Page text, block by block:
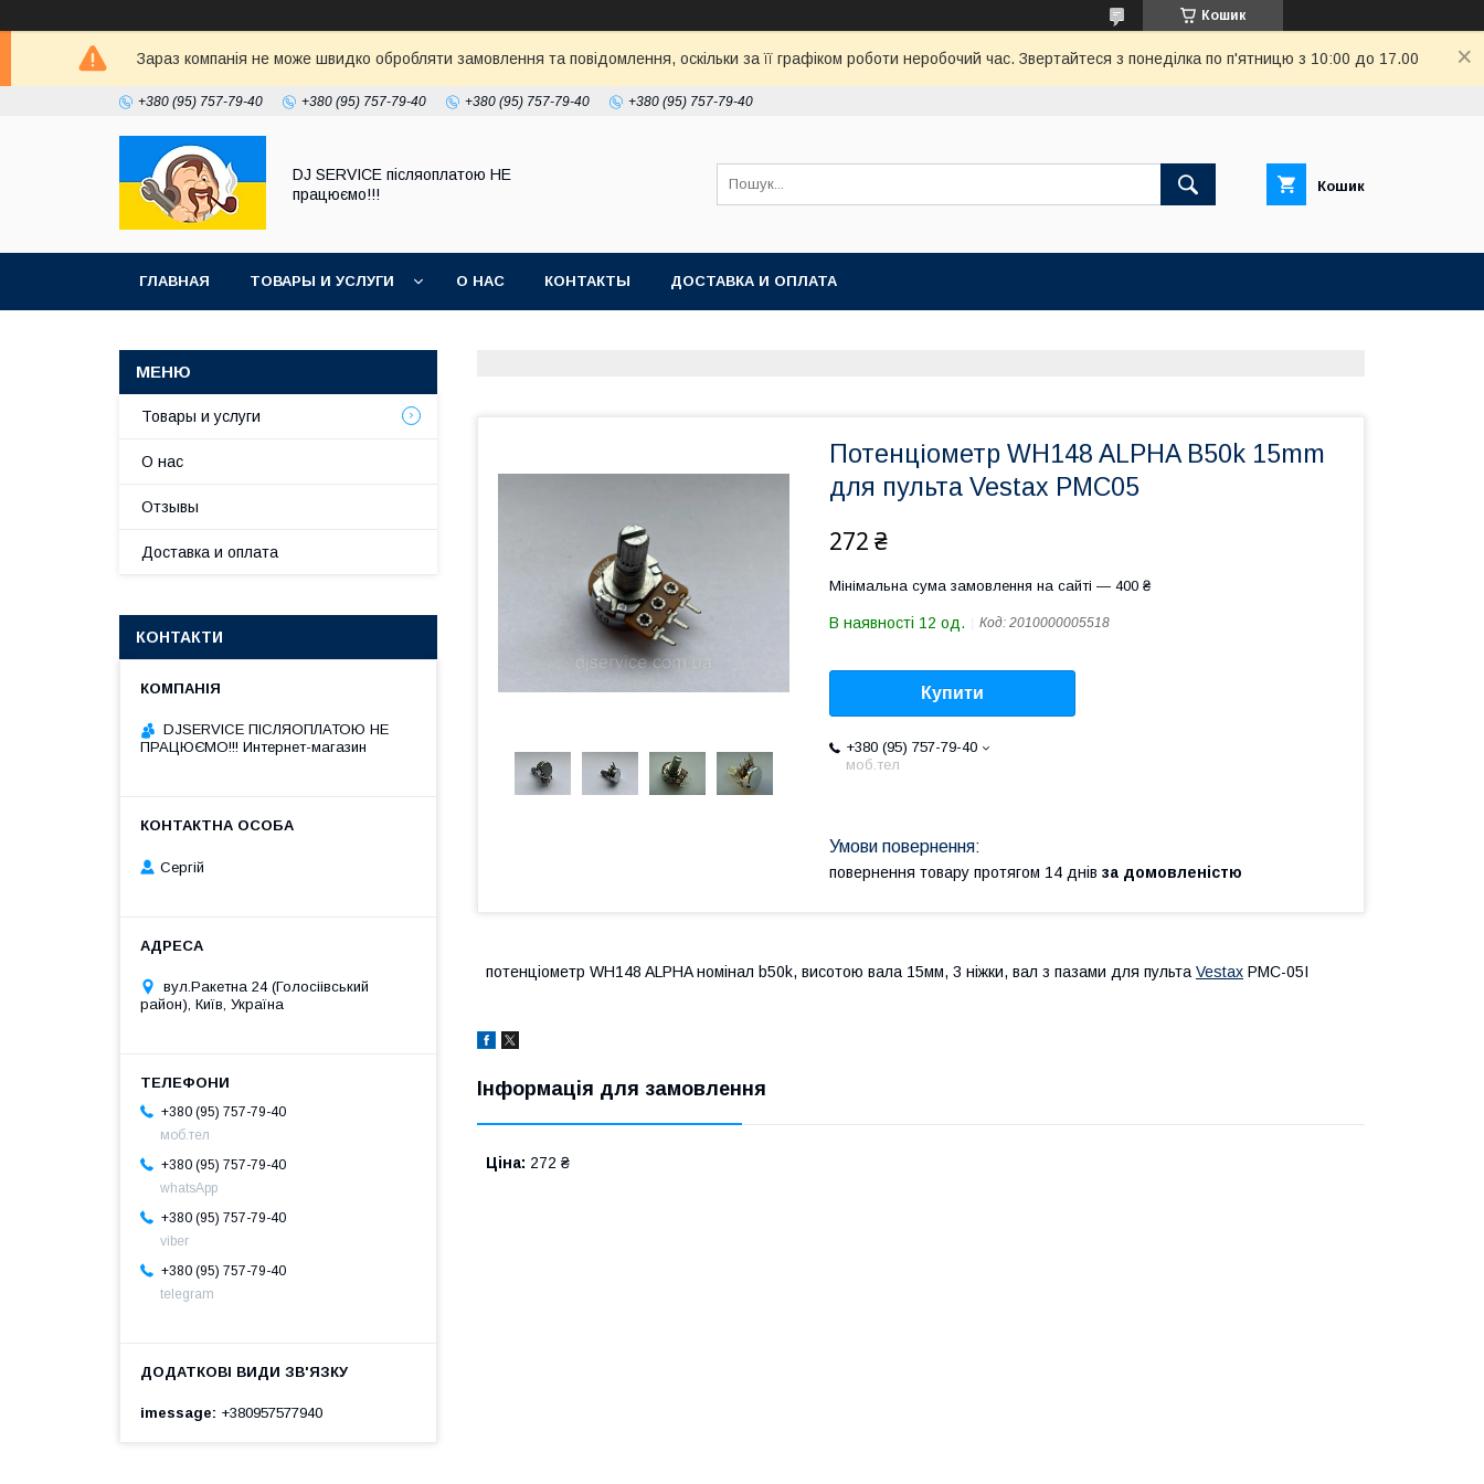
Кошик
Зараз компанія не може швидко обробляти замовлення та повідомлення, оскільки за її графіком роботи неробочий час. Звертайтеся з понеділка по п'ятницю з 10:00 до 17.00
+380 (95) 757-79-40 +380 (95) 757-79-40 +380 (95) 757-79-40 +380 (95) 757-79-40
DJ SERVICE пiсляоплатою НЕ
працюємо!!!
Кошик
ГЛАВНАЯ ТОВАРЫ И УСЛУГИ О НАС КОНТАКТЫ ДОСТАВКА И ОПЛАТА
Потенціометр WH148 ALPHA B50k 15mm
для пульта Vestax PMC05
272 ₴
Мінімальна сума замовлення на сайті — 400 ₴
В наявності 12 од. Код: 2010000005518
Купити
+380 (95) 757-79-40
моб.тел
повернення товару протягом 14 днів за домовленістю
потенціометр WH148 ALPHA номінал b50k, висотою вала 15мм, 3 ніжки, вал з пазами для пульта Vestax PMC-05I
Інформація для замовлення
Ціна: 272 ₴
Товары и услуги
О нас
Отзывы
Доставка и оплата
КОНТАКТИ
DJSERVICE ПІСЛЯОПЛАТОЮ НЕ
ПРАЦЮЄМО!!! Интернет-магазин
Сергій
вул.Ракетна 24 (Голосіівський
район), Київ, Україна
+380 (95) 757-79-40
моб.тел
+380 (95) 757-79-40
whatsApp
+380 (95) 757-79-40
viber
+380 (95) 757-79-40
telegram
imessage +380957577940